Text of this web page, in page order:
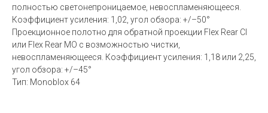
полностью светонепроницаемое, невоспламеняющееся.
Коэффициент усиления: 1,02, угол обзора: +/–50°
Проекционное полотно для обратной проекции Flex Rear CI
или Flex Rear MO с возможностью чистки,
невоспламеняющееся. Коэффициент усиления: 1,18 или 2,25,
угол обзора: +/–45°
Тип: Monoblox 64